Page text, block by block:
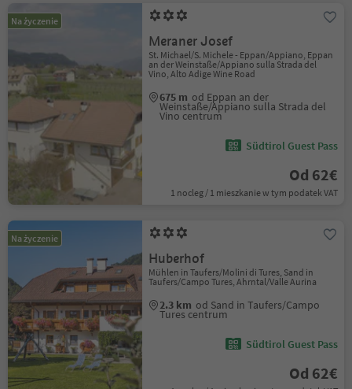
Na życzenie
Meraner Josef
St. Michael/S. Michele - Eppan/Appiano, Eppan
an der Weinstaße/Appiano sulla Strada del
Vino, Alto Adige Wine Road
675 m od Eppan an der
Weinstaße/Appiano sulla Strada del
Vino centrum
Südtirol Guest Pass
Od 62€
1 nocleg / 1 mieszkanie w tym podatek VAT
Na życzenie
Huberhof
Mühlen in Taufers/Molini di Tures, Sand in
Taufers/Campo Tures, Ahrntal/Valle Aurina
2.3 km od Sand in Taufers/Campo
Tures centrum
Südtirol Guest Pass
Od 62€